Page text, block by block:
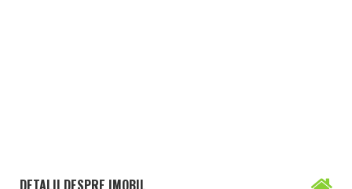
DETALII DESPRE IMOBIL